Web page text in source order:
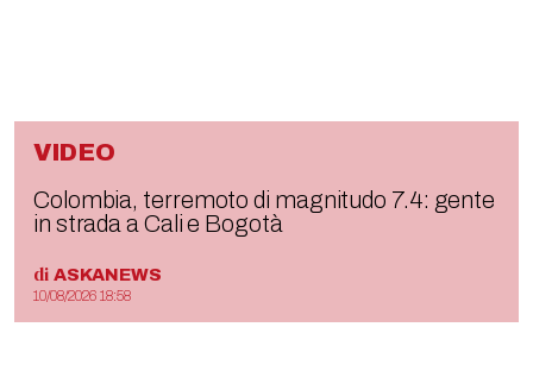
VIDEO
Colombia, terremoto di magnitudo 7.4: gente
in strada a Cali e Bogotà
di ASKANEWS
10/08/2026 18:58